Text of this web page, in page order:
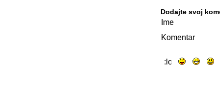
Dodajte svoj
Ime
Komentar